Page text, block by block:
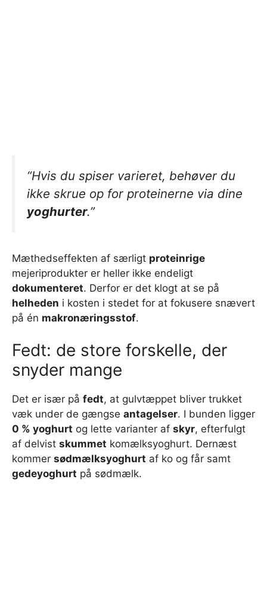
“Hvis du spiser varieret, behøver du
ikke skrue op for proteinerne via dine
yoghurter.”
Mæthedseffekten af særligt proteinrige
mejeriprodukter er heller ikke endeligt
dokumenteret. Derfor er det klogt at se på
helheden i kosten i stedet for at fokusere snævert
på én makronæringsstof.
Fedt: de store forskelle, der
snyder mange
Det er især på fedt, at gulvtæppet bliver trukket
væk under de gængse antagelser. I bunden ligger
0 % yoghurt og lette varianter af skyr, efterfulgt
af delvist skummet komælksyoghurt. Dernæst
kommer sødmælksyoghurt af ko og får samt
gedeyoghurt på sødmælk.